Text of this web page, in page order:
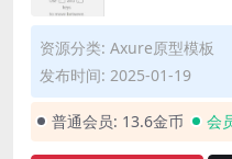
资源分类: Axure原型模板
发布时间: 2025-01-19
普通会员: 13.6金币 会